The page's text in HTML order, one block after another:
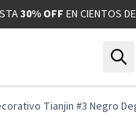
30% OFF EN CIENTOS
Tianjin #3 Negro